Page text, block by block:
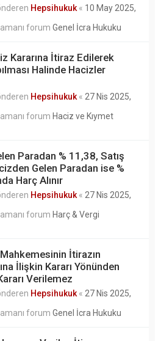
Hepsihukuk « 10 May 2025,
forum Genel İcra Hukuku
Kararına İtiraz Edilerek
Halinde Hacizler
Hepsihukuk « 27 Nis 2025,
forum Haciz ve Kıymet
Paradan % 11,38, Satış
Gelen Paradan ise %
Harç Alınır
Hepsihukuk « 27 Nis 2025,
forum Harç & Vergi
İtirazın
İlişkin Kararı Yönünden
Verilemez
Hepsihukuk « 27 Nis 2025,
forum Genel İcra Hukuku